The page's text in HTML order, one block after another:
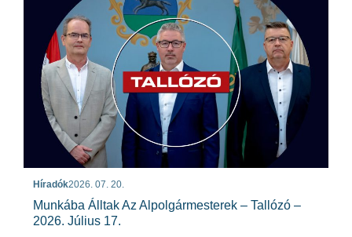
Híradók2026. 07. 20.
Munkába Álltak Az Alpolgármesterek – Tallózó –
2026. Július 17.